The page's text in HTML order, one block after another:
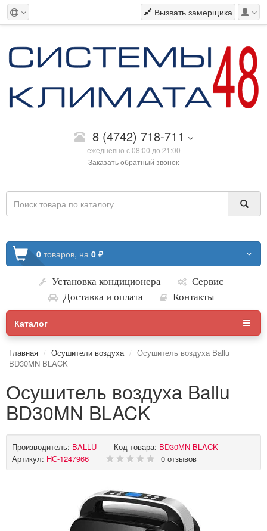
Вызвать замерщика
8 (4742) 718-711
ежедневно с 08:00 до 21:00
Заказать обратный звонок
0 товаров, на 0 ₽
Установка кондиционера
Сервис
Доставка и оплата
Контакты
Каталог
Главная Осушители воздуха
Осушитель воздуха Ballu
BD30MN BLACK
Осушитель воздуха Ballu
BD30MN BLACK
Производитель: BALLU Код товара: BD30MN BLACK
Артикул: НС-1247966 0 отзывов